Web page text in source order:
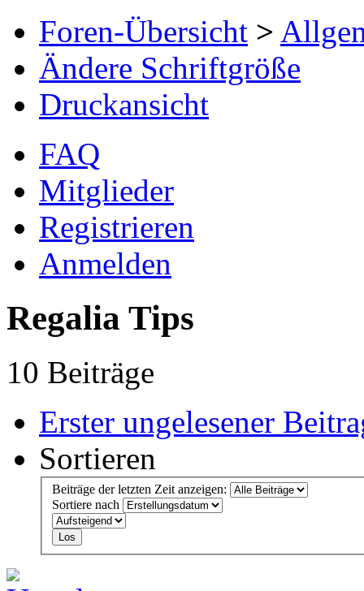
Foren-Übersicht >
Ändere Schriftgröße
Druckansicht
FAQ
Mitglieder
Registrieren
Anmelden
Regalia Tips
10 Beiträge
Erster ungelesener
Sortieren
Beiträge der letzten Zeit anzeigen:
Sortiere nach